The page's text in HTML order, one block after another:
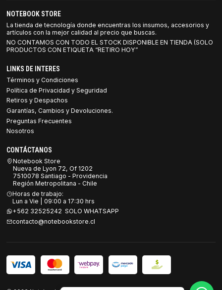
NOTEBOOK STORE
La tienda de tecnología donde encuentras los insumos, accesorios y
artículos con la mejor calidad al precio que buscas.
NO CONTAMOS CON TODO EL STOCK DISPONIBLE EN TIENDA (SOLO
PRODUCTOS CON ETIQUETA “RETIRO HOY”
LINKS DE INTERES
Términos y Condiciones
Política de Privacidad y Seguridad
Retiros y Despachos
Garantías, Cambios y Devoluciones.
Preguntas Frecuentes
Nosotros
CONTÁCTANOS
Notebook Store
Nueva de Lyon 72, Of 1202
7510078 Santiago - Providencia
Región Metropolitana - Chile
Horas de trabajo:
Lun a Vie | 09:00 a 17:30 hrs
+562 32525242 SOLO WHATSAPP
contacto@notebookstore.cl